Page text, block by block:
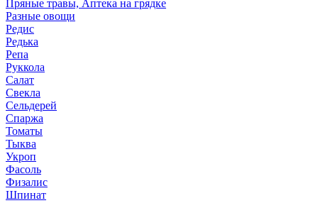
Пряные травы, Аптека на грядке
Разные овощи
Редис
Редька
Репа
Руккола
Салат
Свекла
Сельдерей
Спаржа
Томаты
Тыква
Укроп
Фасоль
Физалис
Шпинат